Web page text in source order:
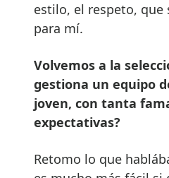
estilo, el respeto,
para mí.
Volvemos a la
gestiona un equipo
joven, con tanta
expectativas?
Retomo lo que